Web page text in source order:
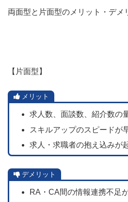
両面型と片面型のメリット・デメ
【片面型】
メリット
求人数、面談数、紹介数の
スキルアップのスピードが
求人・求職者の抱え込みが
デメリット
RA・CA間の情報連携不足